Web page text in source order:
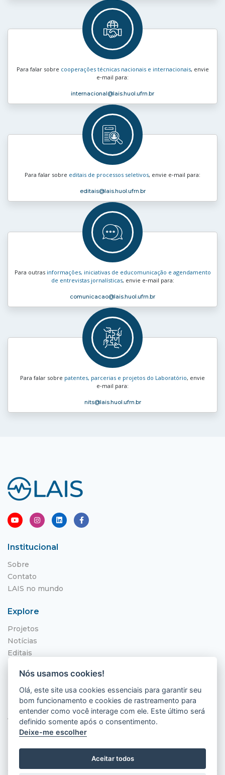
Para falar sobre cooperações técnicas nacionais e internacionais, envie
e‑mail para:
internacional@lais.huol.ufrn.br
Para falar sobre editais de processos seletivos, envie e‑mail para:
editais@lais.huol.ufrn.br
Para outras informações, iniciativas de educomunicação e agendamento
de entrevistas jornalísticas, envie e‑mail para:
comunicacao@lais.huol.ufrn.br
Para falar sobre patentes, parcerias e projetos do Laboratório, envie
e‑mail para:
nits@lais.huol.ufrn.br
Institucional
Sobre
Contato
LAIS no mundo
Explore
Projetos
Notícias
Editais
Localização
Hospital Universitário Onofre Lopes - HUOL
Av. Nilo Peçanha, 620 - Petrópolis
Natal - RN, 59012-300
Nós usamos cookies!
Olá, este site usa cookies essenciais para garantir seu
bom funcionamento e cookies de rastreamento para
entender como você interage com ele. Este último será
definido somente após o consentimento.
Deixe-me escolher
Aceitar todos